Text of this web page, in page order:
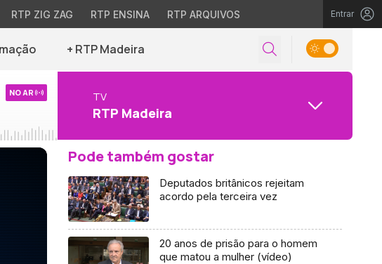
RTP ZIG ZAG RTP ENSINA RTP ARQUIVOS Entrar
+ RTP Madeira
NO AR TV
RTP Madeira
Pode também gostar
Deputados britânicos rejeitam
acordo pela terceira vez
20 anos de prisão para o homem
que matou a mulher (vídeo)